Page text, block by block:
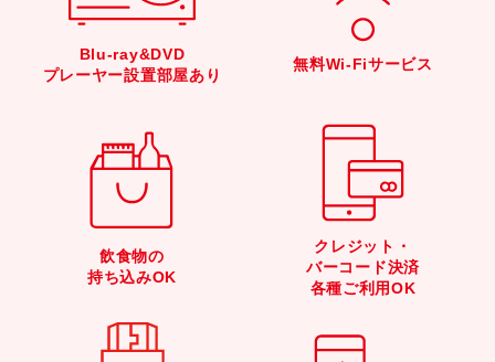
Blu-ray&DVD
プレーヤー設置部屋あり
無料Wi-Fiサービス
飲食物の
持ち込みOK
クレジット・
バーコード決済
各種ご利用OK